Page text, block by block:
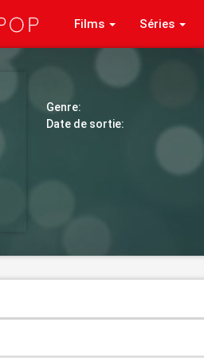
Films Séries
Genre:
Date de sortie: